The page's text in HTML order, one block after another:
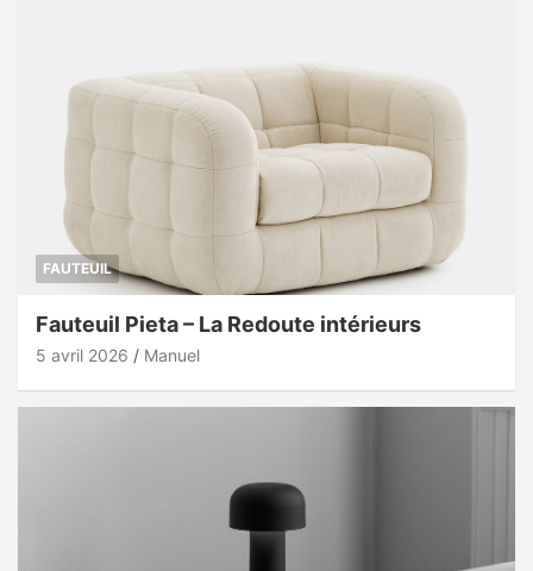
FAUTEUIL
Fauteuil Pieta – La Redoute intérieurs
5 avril 2026 Manuel